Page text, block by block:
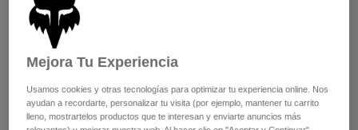
Chaquetas y chalecos
Pantalones
Guantes
Chaquetas
Camisas
Ver todo
Mujer
Protecciones
Gafas de Protección
Calcetines
Ver todo
Mejora Tu Experiencia
Usamos cookies y otras tecnologías para optimizar tu experiencia online. Nos
ayudan a recordarte, personalizar tu visita (por ejemplo, mantener tu carrito
lleno, mostrartelos productos que te interesan y enviarte anuncios más